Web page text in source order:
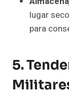
lugar
para
5.